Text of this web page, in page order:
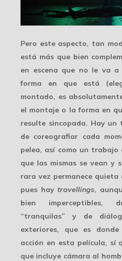
Pero este aspecto, tan
está más que bien
en escena que no le va
forma en que está
montado, es
el montaje o la forma en
resulte sincopada. Hay
de coreografiar cada
pelea, así como un
que las mismas se vean y
rara vez permanece
pues haytravellings,
bien imperceptibles,
“tranquilas” y de
exteriores, que es
acción en esta película, sí
que incluye cámara al